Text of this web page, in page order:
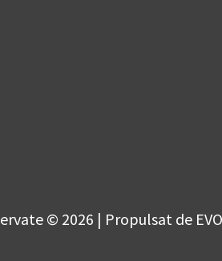
© 2026 | Propulsat de